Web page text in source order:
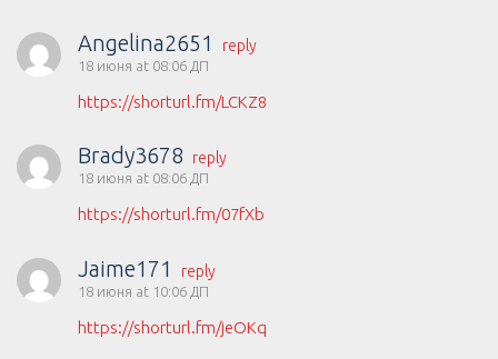
Angelina2651 reply
18 июня at 08:06 ДП
https://shorturl.fm/LCKZ8
Brady3678 reply
18 июня at 08:06 ДП
https://shorturl.fm/07fXb
Jaime171 reply
18 июня at 10:06 ДП
https://shorturl.fm/jeOKq